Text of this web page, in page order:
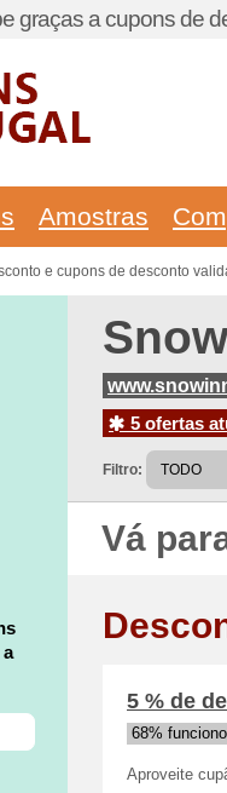
graças a cupons de
Amostras
e cupons de desconto
5 ofertas
Filtro:
Vá
5 % de
68%
Aproveite